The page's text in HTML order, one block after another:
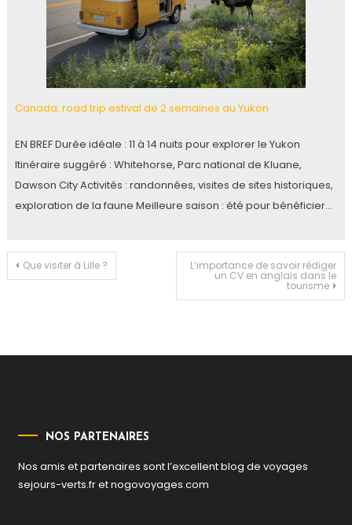
Canada: road trip estival de 2 semaines au Yukon
EN BREF Durée idéale : 11 à 14 nuits pour explorer le Yukon
Itinéraire suggéré : Whitehorse, Parc national de Kluane,
Dawson City Activités : randonnées, visites de sites historiques,
exploration de la faune Meilleure saison : été pour bénéficier…
Navigation
Que visiter à Lille ? L’importance de savoir rédiger
un CV en anglais dans le
tourisme
NOS PARTENAIRES
Nos amis et partenaires sont l’excellent blog de voyages
sejours-verts.fretnogovoyages.com